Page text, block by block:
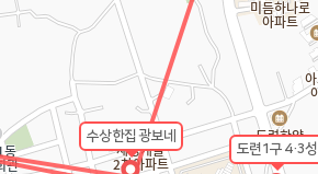
도련1구 4·3성
수상한집 광보네